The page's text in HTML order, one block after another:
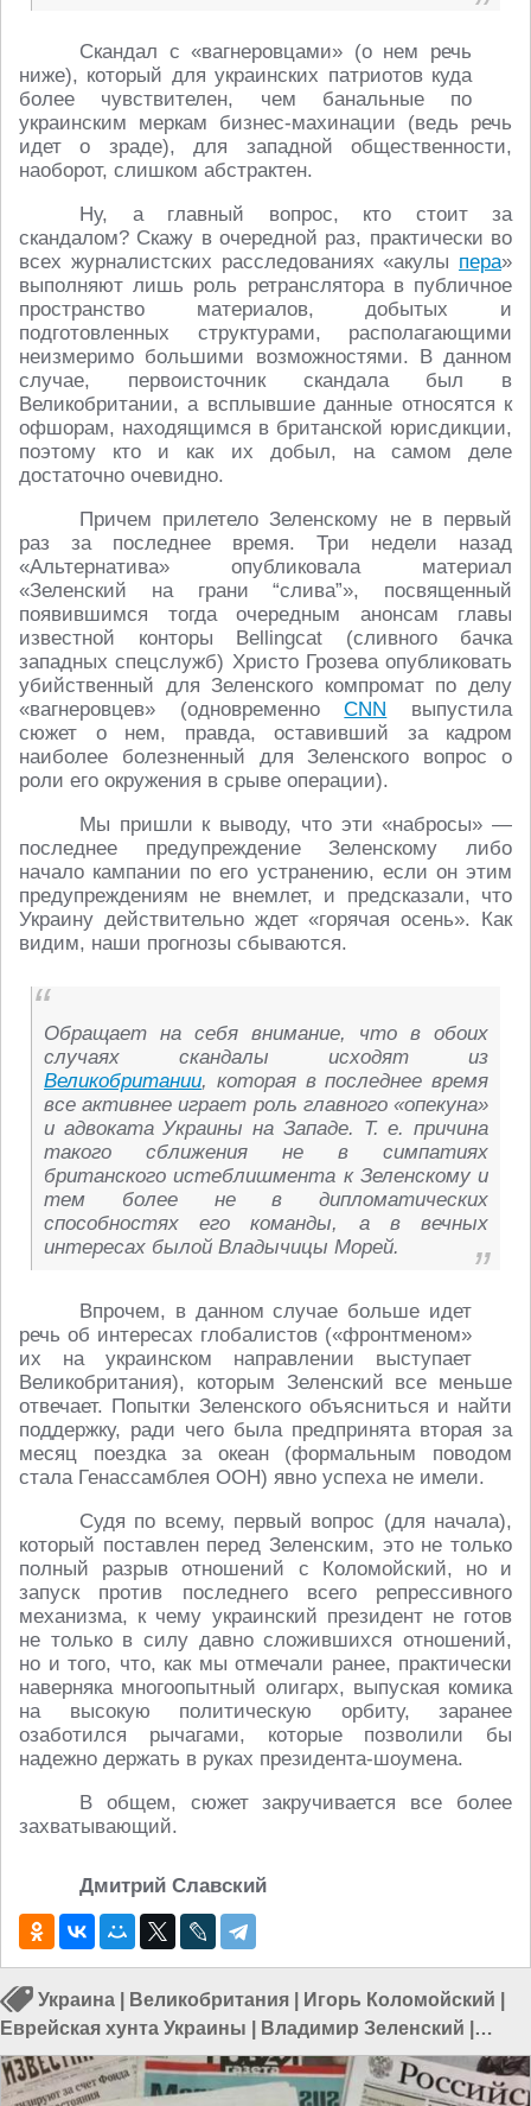
Скандал с «вагнеровцами» (о нем речь
ниже), который для украинских патриотов куда
более чувствителен, чем банальные по
украинским меркам бизнес-махинации (ведь речь
идет о зраде), для западной общественности,
наоборот, слишком абстрактен.
Ну, а главный вопрос, кто стоит за
скандалом? Скажу в очередной раз, практически во
всех журналистских расследованиях «акулы пера»
выполняют лишь роль ретранслятора в публичное
пространство материалов, добытых и
подготовленных структурами, располагающими
неизмеримо большими возможностями. В данном
случае, первоисточник скандала был в
Великобритании, а всплывшие данные относятся к
офшорам, находящимся в британской юрисдикции,
поэтому кто и как их добыл, на самом деле
достаточно очевидно.
Причем прилетело Зеленскому не в первый
раз за последнее время. Три недели назад
«Альтернатива» опубликовала материал
«Зеленский на грани “слива”», посвященный
появившимся тогда очередным анонсам главы
известной конторы Bellingcat (сливного бачка
западных спецслужб) Христо Грозева опубликовать
убийственный для Зеленского компромат по делу
«вагнеровцев» (одновременноCNN выпустила
сюжет о нем, правда, оставивший за кадром
наиболее болезненный для Зеленского вопрос о
роли его окружения в срыве операции).
Мы пришли к выводу, что эти «набросы» ―
последнее предупреждение Зеленскому либо
начало кампании по его устранению, если он этим
предупреждениям не внемлет, и предсказали, что
Украину действительно ждет «горячая осень». Как
видим, наши прогнозы сбываются.
Обращает на себя внимание, что в обоих
случаях скандалы исходят из
Великобритании, которая в последнее время
все активнее играет роль главного «опекуна»
и адвоката Украины на Западе. Т. е. причина
такого сближения не в симпатиях
британского истеблишмента к Зеленскому и
тем более не в дипломатических
способностях его команды, а в вечных
интересах былой Владычицы Морей.
Впрочем, в данном случае больше идет
речь об интересах глобалистов («фронтменом»
их на украинском направлении выступает
Великобритания), которым Зеленский все меньше
отвечает. Попытки Зеленского объясниться и найти
поддержку, ради чего была предпринята вторая за
месяц поездка за океан (формальным поводом
стала Генассамблея ООН) явно успеха не имели.
Судя по всему, первый вопрос (для начала),
который поставлен перед Зеленским, это не только
полный разрыв отношений с Коломойский, но и
запуск против последнего всего репрессивного
механизма, к чему украинский президент не готов
не только в силу давно сложившихся отношений,
но и того, что, как мы отмечали ранее, практически
наверняка многоопытный олигарх, выпуская комика
на высокую политическую орбиту, заранее
озаботился рычагами, которые позволили бы
надежно держать в руках президента-шоумена.
В общем, сюжет закручивается все более
захватывающий.
Дмитрий Славский
Украина Великобритания Игорь Коломойский
Еврейская хунта Украины
Владимир Зеленский
Англия - главный паразит|США|Лондон